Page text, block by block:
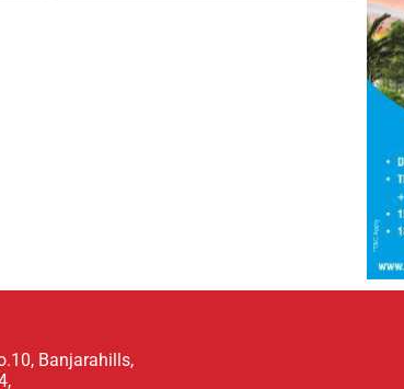
Banjarahills,